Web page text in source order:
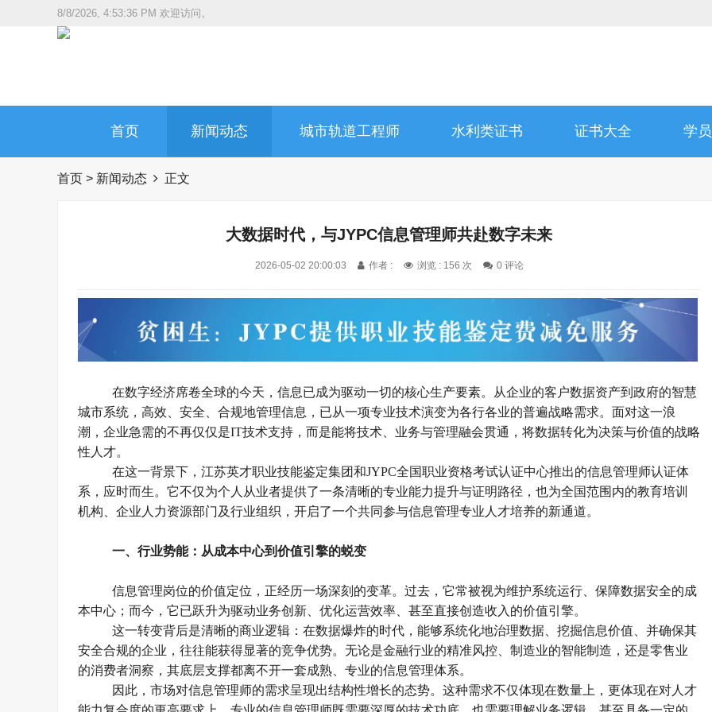
8/8/2026, 4:53:37 PM 欢迎访问。
首页 新闻动态 城市轨道工程师 水利类证书 证书大全 学
首页 > 新闻动态 正文
大数据时代，与JYPC信息管理师共赴数字未来
2026-05-02 20:00:03 作者 : 浏览 : 156 次 0 评论
在数字经济席卷全球的今天，信息已成为驱动一切的核心生产要素。从企业的客户数据资产到政府的智慧
城市系统，高效、安全、合规地管理信息，已从一项专业技术演变为各行各业的普遍战略需求。面对这一浪
潮，企业急需的不再仅仅是IT技术支持，而是能将技术、业务与管理融会贯通，将数据转化为决策与价值的战略
性人才。
在这一背景下， 江苏英才职业技能鉴定集团和JYPC全国职业资格考试认证中心推出的信息管理师认证体
系，应时而生。它不仅为个人从业者提供了一条清晰的专业能力提升与证明路径，也为全国范围内的教育培训
机构、企业人力资源部门及行业组织，开启了一个共同参与信息管理专业人才培养的新通道。
一、 行业势能：从成本中心到价值引擎的蜕变
信息管理岗位的价值定位，正经历一场深刻的变革。过去，它常被视为维护系统运行、保障数据安全的成
本中心；而今，它已跃升为驱动业务创新、优化运营效率、 甚至直接创造收入的价值引擎。
这一转变背后是清晰的商业逻辑：在数据爆炸的时代，能够系统化地治理数据、挖掘信息价值、并确保其
安全合规的企业，往往能获得显著的竞争优势。无论是金融行业的精准风控、制造业的智能制造，还是零售业
的消费者洞察，其底层支撑都离不开一套成熟、专业的信息管理体系。
因此，市场对信息管理师的需求呈现出结构性增长的态势。这种需求不仅体现在数量上，更体现在对人才